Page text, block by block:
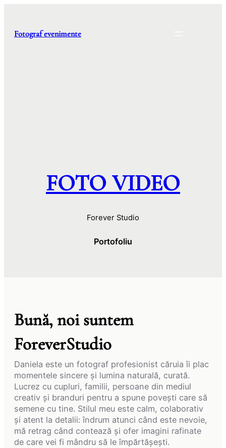
content
Fotograf evenimente
FOTO VIDEO
Forever Studio
Portofoliu
Bună, noi suntem
ForeverStudio
Daniela este un fotograf profesionist căruia îi plac
momentele sincere și lumina naturală, curată.
Lucrez cu cupluri, familii, persoane din mediul
creativ și branduri pentru a spune povești care să
semene cu tine. Stilul meu este calm, colaborativ
și atent la detalii: îndrum atunci când este nevoie,
mă retrag când contează și ofer imagini rafinate
de care vei fi mândru să le împărtășești.